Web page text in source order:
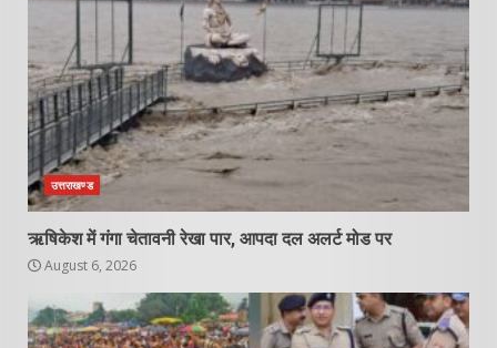
उत्तराखण्ड
ऋषिकेश में गंगा चेतावनी रेखा पार, आपदा दल अलर्ट मोड पर
August 6, 2026